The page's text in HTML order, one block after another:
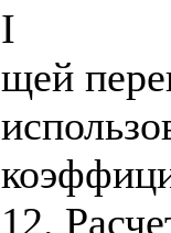
I
щей
12.